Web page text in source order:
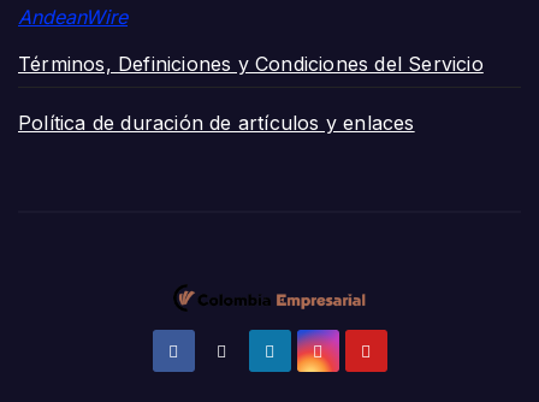
AndeanWire
Términos, Definiciones y Condiciones del Servicio
Política de duración de artículos y enlaces